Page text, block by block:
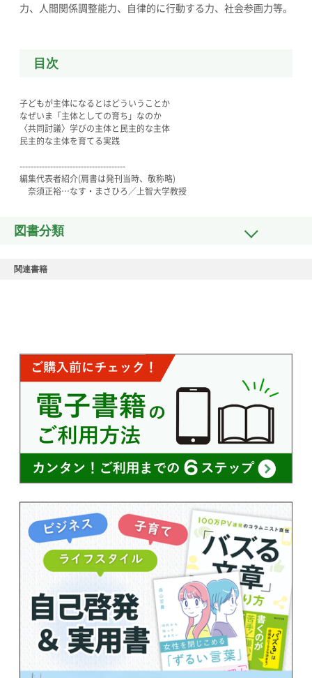
力、人間関係調整能力、自律的に行動する力、社会参画力等。
目次
子どもが主体になるとはどういうことか
なぜいま「主体としての育ち」なのか
〈共同討議〉学びの主体と民主的な主体
民主的な主体を育てる実践
--------------------------------------
編集代表者紹介(肩書は発刊当時、敬称略)
奈須正裕…なす・まさひろ／上智大学教授
図書分類
関連書籍